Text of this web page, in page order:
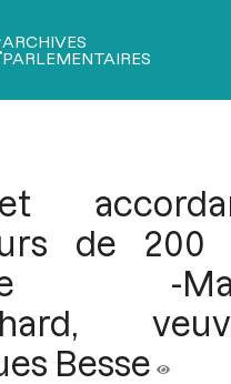
ARCHIVES
PARLEMENTAIRES
de 200
-
Besse